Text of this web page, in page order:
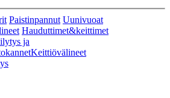
Paistinpannut Uunivuoat
Hauduttimet&keittimet
ja
Keittiövälineet